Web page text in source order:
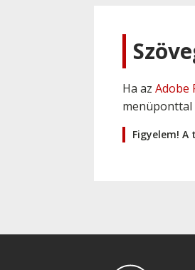
Ha az Adobe
menüponttal
Figyelem!